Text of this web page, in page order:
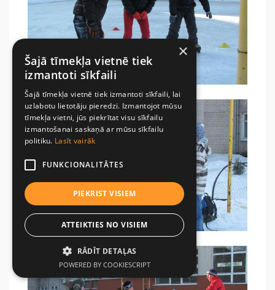
×
Šajā tīmekļa vietnē tiek
izmantoti sīkfaili
Šajā tīmekļa vietnē tiek izmantoti sīkfaili, lai
uzlabotu lietotāju pieredzi. Izmantojot mūsu
tīmekļa vietni, jūs piekrītat visu sīkfailu
izmantošanai saskaņā ar mūsu sīkfailu
politiku. Lasīt vairāk
FUNKCIONALITĀTES
PIEKRIST VISIEM
ATTEIKTIES NO VISIEM
RĀDĪT DETAĻAS
POWERED BY COOKIESCRIPT